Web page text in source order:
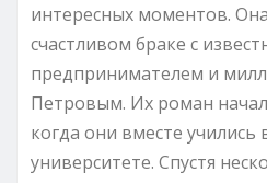
интересных моментов.
счастливом браке с
предпринимателем и
Петровым. Их роман
когда они вместе учились
университете. Спустя